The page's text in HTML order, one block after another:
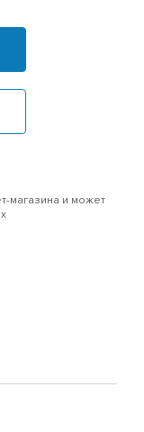
магазина и может